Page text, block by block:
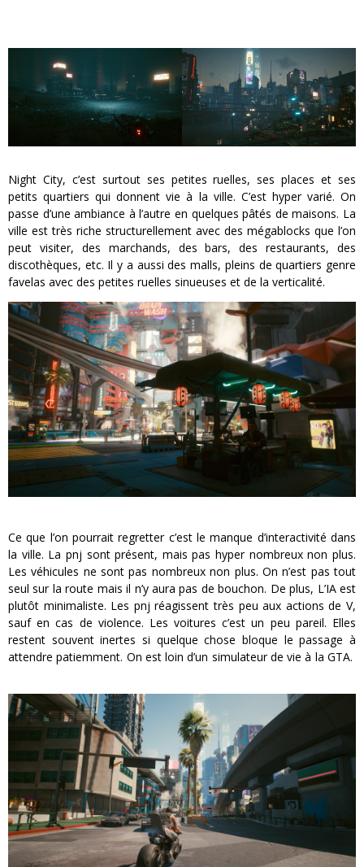
Night City, c’est surtout ses petites ruelles, ses places et ses
petits quartiers qui donnent vie à la ville. C’est hyper varié. On
passe d’une ambiance à l’autre en quelques pâtés de maisons. La
ville est très riche structurellement avec des mégablocks que l’on
peut visiter, des marchands, des bars, des restaurants, des
discothèques, etc. Il y a aussi des malls, pleins de quartiers genre
favelas avec des petites ruelles sinueuses et de la verticalité.
Ce que l’on pourrait regretter c’est le manque d’interactivité dans
la ville. La pnj sont présent, mais pas hyper nombreux non plus.
Les véhicules ne sont pas nombreux non plus. On n’est pas tout
seul sur la route mais il n’y aura pas de bouchon. De plus, L’IA est
plutôt minimaliste. Les pnj réagissent très peu aux actions de V,
sauf en cas de violence. Les voitures c’est un peu pareil. Elles
restent souvent inertes si quelque chose bloque le passage à
attendre patiemment. On est loin d’un simulateur de vie à la GTA.